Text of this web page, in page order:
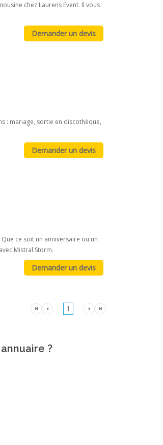
chez Laurens Event. Il vous
: mariage, sortie en discothèque,
ce soit un anniversaire ou un
Mistral Storm.
1
?